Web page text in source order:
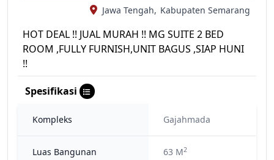
Jawa Tengah, Kabupaten Semarang
HOT DEAL !! JUAL MURAH !! MG SUITE 2 BED
ROOM ,FULLY FURNISH,UNIT BAGUS ,SIAP HUNI
!!
Spesifikasi
Kompleks Gajahmada
Luas Bangunan 63 M2